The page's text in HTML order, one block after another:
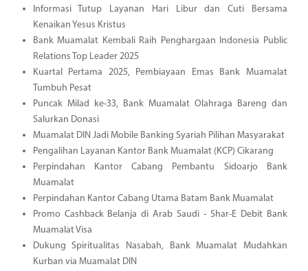
Informasi Tutup Layanan Hari Libur dan Cuti Bersama
Kenaikan Yesus Kristus
Bank Muamalat Kembali Raih Penghargaan Indonesia Public
Relations Top Leader 2025
Kuartal Pertama 2025, Pembiayaan Emas Bank Muamalat
Tumbuh Pesat
Puncak Milad ke-33, Bank Muamalat Olahraga Bareng dan
Salurkan Donasi
Muamalat DIN Jadi Mobile Banking Syariah Pilihan Masyarakat
Pengalihan Layanan Kantor Bank Muamalat (KCP) Cikarang
Perpindahan Kantor Cabang Pembantu Sidoarjo Bank
Muamalat
Perpindahan Kantor Cabang Utama Batam Bank Muamalat
Promo Cashback Belanja di Arab Saudi - Shar-E Debit Bank
Muamalat Visa
Dukung Spiritualitas Nasabah, Bank Muamalat Mudahkan
Kurban via Muamalat DIN